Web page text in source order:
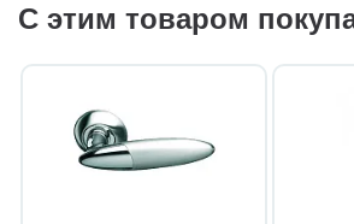
С этим товаром